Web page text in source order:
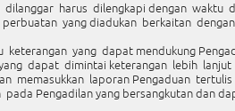
harus dilengkapi dengan waktu
yang diadukan berkaitan
yang dapat mendukung
dapat dimintai keterangan lebih lanjut
memasukkan laporan Pengaduan
Pengadilan yang bersangkutan dan